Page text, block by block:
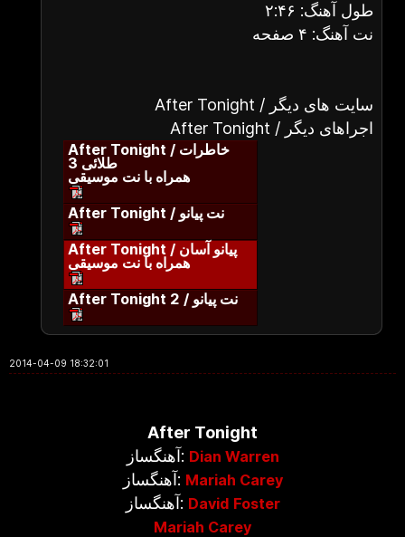
طول آهنگ: ۲:۴۶
نت آهنگ: ۴ صفحه
After Tonight / سایت های دیگر
After Tonight / اجراهای دیگر
After Tonight / خاطرات
طلائی 3
همراه با نت موسیقی
After Tonight / نت پیانو
After Tonight / پیانو آسان
همراه با نت موسیقی
After Tonight 2 / نت پیانو
2014-04-09 18:32:01
After Tonight
آهنگساز: Dian Warren
آهنگساز: Mariah Carey
آهنگساز: David Foster
Mariah Carey